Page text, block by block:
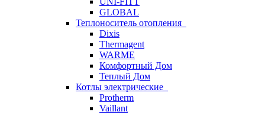
GLOBAL
Теплоноситель отопления
Dixis
Thermagent
WARME
Комфортный Дом
Теплый Дом
Котлы электрические
Protherm
Vaillant